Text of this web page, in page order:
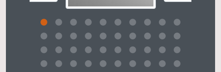
21. Les carrières de El Ferriol et l'atelier de sculpture d'Elche (Alicante). Els Canteres. Carrière dont l'exploitation est exemplaire de rigueur : découvert, front de masse et gestion des déchets
22. Les carrières de El Ferriol et l'atelier de sculpture d'Elche (Alicante). Traces de pics d'extraction
23. Les carrières de El Ferriol et l'atelier de sculpture d'Elche (Alicante). Traces de passées d'extraction
24. Les carrières de El Ferriol et l'atelier de sculpture d'Elche (Alicante). Traces d'extraction de blocs avec régularisation du front de masse entre chaque passée
25. Les carrières de El Ferriol et l'atelier de sculpture d'Elche (Alicante). Traces d'extraction de blocs avec régularisation, au têtu ou à la polka, du front de masse entre chaque passée
26. Les carrières de El Ferriol et l'atelier de sculpture d'Elche (Alicante). Détail de la photographie précédente